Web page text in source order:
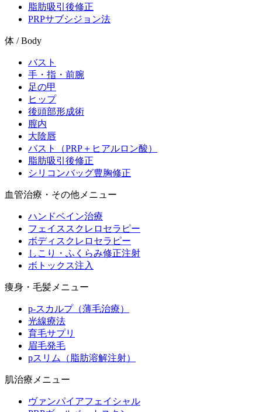
脂肪吸引後修正
PRPサブシジョン法
体 / Body
バスト
手・指・前腕
足の甲
ヒップ
後頭部形成術
膣内
大陰唇
バスト（PRP＋ヒアルロン酸）
脂肪吸引後修正
シリコンバッグ豊胸修正
血管治療・その他メニュー
ハンドベイン治療
フェイススクレロセラピー
ボディスクレロセラピー
しこり・ふくらみ修正注射
ボトックス注入
痩身・毛髪メニュー
p-スカルプ（薄毛治療）
光線療法
育毛サプリ
眉毛発毛
pスリム（脂肪溶解注射）
肌治療メニュー
ヴァンパイアフェイシャル